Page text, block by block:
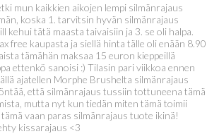
mun kaikkien aikojen lempi silmänrajaus
koska 1. tarvitsin hyvän silmänrajaus
kehui tätä maasta taivaisiin ja 3. se oli halpa.
free kaupasta ja siellä hinta tälle oli enään 8.90
tämähän maksaa 15 euron kieppeillä
ettenkö sanoisi :) Tilasin pari viikkoa ennen
ajatellen Morphe Brushelta silmänrajaus
että silmänrajaus tussiin tottuneena tämä
mutta nyt kun tiedän miten tämä toimii
vaan paras silmänrajaus tuote ikinä!
kissarajaus <3